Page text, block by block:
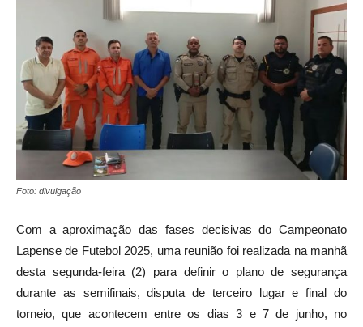
Foto: divulgação
Com a aproximação das fases decisivas do Campeonato
Lapense de Futebol 2025, uma reunião foi realizada na manhã
desta segunda-feira (2) para definir o plano de segurança
durante as semifinais, disputa de terceiro lugar e final do
torneio, que acontecem entre os dias 3 e 7 de junho, no